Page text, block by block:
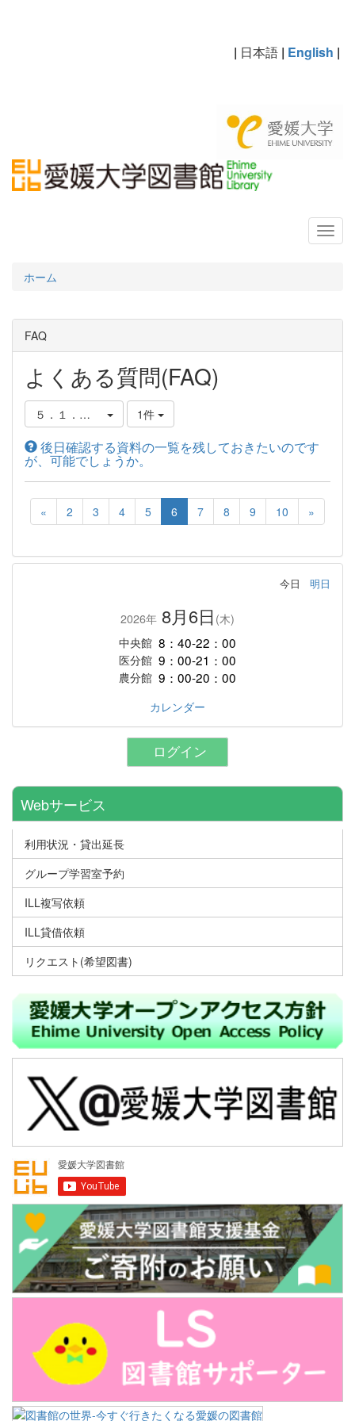
| 日本語 | English |
ホーム
FAQ
よくある質問(FAQ)
５．１．パーソナルサービスについて
1件
後日確認する資料の一覧を残しておきたいのです
が、可能でしょうか。
« 2 3 4 5 6 7 8 9 10 »
今日 明日
2026年 8月6日 (木)
中央館 8：40-22：00
医分館 9：00-21：00
農分館 9：00-20：00
カレンダー
ログイン
Webサービス
利用状況・貸出延長
グループ学習室予約
ILL複写依頼
ILL貸借依頼
リクエスト(希望図書)